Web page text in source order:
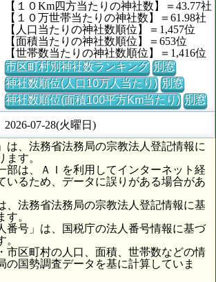
【１０Km四方当たりの神社数】＝43.77社
【１０万世帯当たりの神社数】＝61.98社
【人口当たりの神社数順位】＝1,457位
【面積当たりの神社数順位】＝653位
【世帯数当たりの神社数順位】＝1,416位
市区町村別神社数ランキング 別窓
神社数順位(人口10万人当たり) 別窓
神社数順位(面積100平方Km当たり) 別窓
2026-07-28(火曜日)
は、法務省法務局の宗教法人登記情報に
ます。
部は、ＡＩを利用してインターネット経
いるため、データに誤りがある場合があ
、法務省法務局の宗教法人登記情報に基
。
番号」は、国税庁の法人番号情報に基づ
市区町村の人口、面積、世帯数などの情
の国勢調査データを基に計算していま